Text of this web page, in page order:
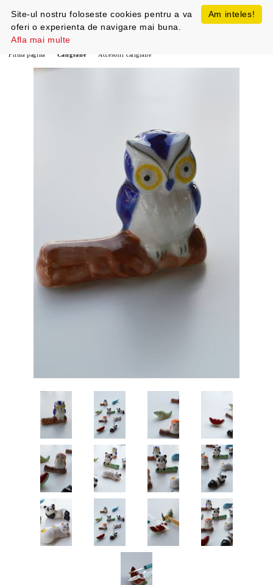
Prima pagină Caligrafie Accesorii caligrafie
Am inteles!
Site-ul nostru foloseste cookies pentru a va
oferi o experienta de navigare mai buna.
Afla mai multe